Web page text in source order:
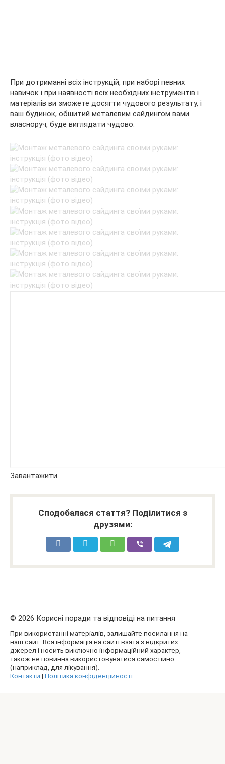
При дотриманні всіх інструкцій, при наборі певних
навичок і при наявності всіх необхідних інструментів і
матеріалів ви зможете досягти чудового результату, і
ваш будинок, обшитий металевим сайдингом вами
власноруч, буде виглядати чудово.
Завантажити
Сподобалася стаття? Поділитися з
друзями:
© 2026 Корисні поради та відповіді на питання
При використанні матеріалів, залишайте посилання на
наш сайт. Вся інформація на сайті взята з відкритих
джерел і носить виключно інформаційний характер,
також не повинна використовуватися самостійно
(наприклад, для лікування).
Контакти | Політика конфіденційності